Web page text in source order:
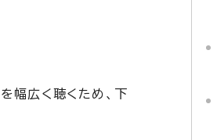
幅広く聴くため、下